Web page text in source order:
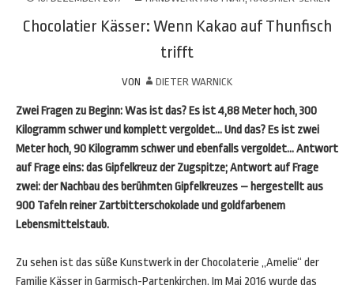
Chocolatier Kässer: Wenn Kakao auf Thunfisch
trifft
VON DIETER WARNICK
Zwei Fragen zu Beginn: Was ist das? Es ist 4,88 Meter hoch, 300
Kilogramm schwer und komplett vergoldet… Und das? Es ist zwei
Meter hoch, 90 Kilogramm schwer und ebenfalls vergoldet… Antwort
auf Frage eins: das Gipfelkreuz der Zugspitze; Antwort auf Frage
zwei: der Nachbau des berühmten Gipfelkreuzes – hergestellt aus
900 Tafeln reiner Zartbitterschokolade und goldfarbenem
Lebensmittelstaub.
Zu sehen ist das süße Kunstwerk in der Chocolaterie „Amelie“ der
Familie Kässer in Garmisch-Partenkirchen. Im Mai 2016 wurde das